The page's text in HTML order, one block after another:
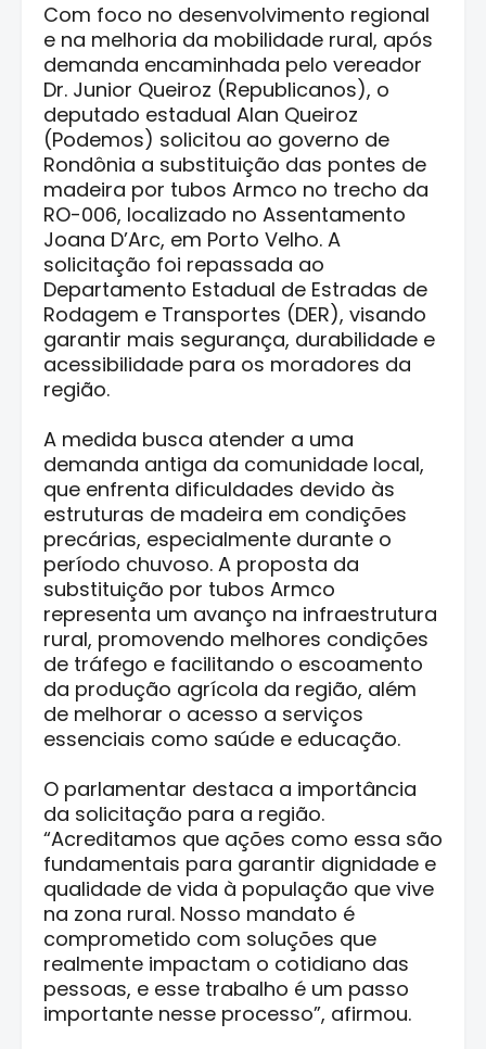
Com foco no desenvolvimento regional
e na melhoria da mobilidade rural, após
demanda encaminhada pelo vereador
Dr. Junior Queiroz (Republicanos), o
deputado estadual Alan Queiroz
(Podemos) solicitou ao governo de
Rondônia a substituição das pontes de
madeira por tubos Armco no trecho da
RO-006, localizado no Assentamento
Joana D’Arc, em Porto Velho. A
solicitação foi repassada ao
Departamento Estadual de Estradas de
Rodagem e Transportes (DER), visando
garantir mais segurança, durabilidade e
acessibilidade para os moradores da
região.
A medida busca atender a uma
demanda antiga da comunidade local,
que enfrenta dificuldades devido às
estruturas de madeira em condições
precárias, especialmente durante o
período chuvoso. A proposta da
substituição por tubos Armco
representa um avanço na infraestrutura
rural, promovendo melhores condições
de tráfego e facilitando o escoamento
da produção agrícola da região, além
de melhorar o acesso a serviços
essenciais como saúde e educação.
O parlamentar destaca a importância
da solicitação para a região.
“Acreditamos que ações como essa são
fundamentais para garantir dignidade e
qualidade de vida à população que vive
na zona rural. Nosso mandato é
comprometido com soluções que
realmente impactam o cotidiano das
pessoas, e esse trabalho é um passo
importante nesse processo”, afirmou.